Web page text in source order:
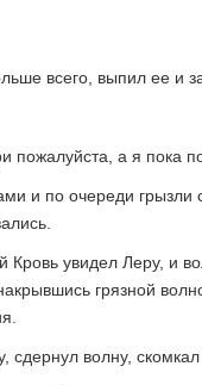
всего, выпил ее и
а я пока
и по очереди грызли
Кровь увидел Леру, и
грязной
волну, скомкал